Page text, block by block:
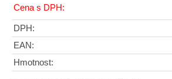
Cena s DPH:
DPH:
EAN:
Hmotnost: